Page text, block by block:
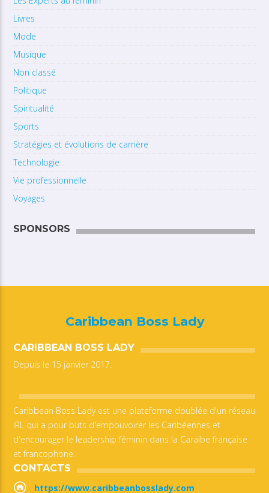
Livres
Mode
Musique
Non classé
Politique
Spiritualité
Sports
Stratégies et évolutions de carrière
Technologie
Vie professionnelle
Voyages
SPONSORS
Caribbean Boss Lady
CARIBBEAN BOSS LADY
Depuis le 15 janvier 2017.
Caribbean Boss Lady est une plateforme doublée d'un réseau
IRL qui a pour buts d'empouvoirer les Caribéennes et
d'encourager le leadership féminin dans la Caraïbe française
et francophone.
CONTACTS
https://www.caribbeanbosslady.com